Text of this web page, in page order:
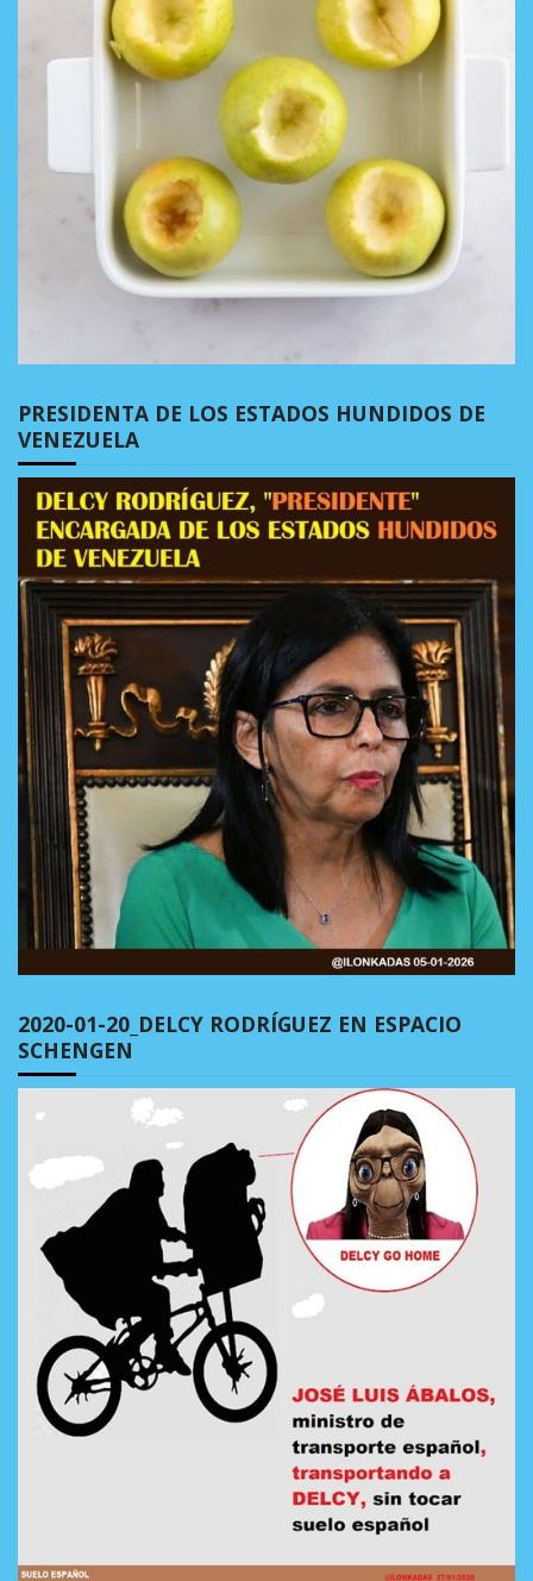
PRESIDENTA DE LOS ESTADOS HUNDIDOS DE
VENEZUELA
2020-01-20_DELCY RODRÍGUEZ EN ESPACIO
SCHENGEN